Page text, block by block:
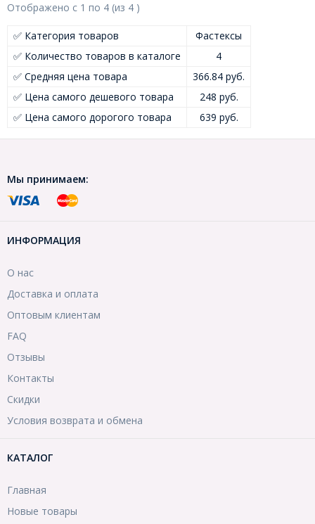
Отображено с 1 по 4 (из 4 )
✅ Категория товаров
Фастексы
✅ Количество товаров в каталоге
4
✅ Средняя цена товара
366.84 руб.
✅ Цена самого дешевого товара
248 руб.
✅ Цена самого дорогого товара
639 руб.
Мы принимаем:
ИНФОРМАЦИЯ
О нас
Доставка и оплата
Оптовым клиентам
FAQ
Отзывы
Контакты
Скидки
Условия возврата и обмена
КАТАЛОГ
Главная
Новые товары